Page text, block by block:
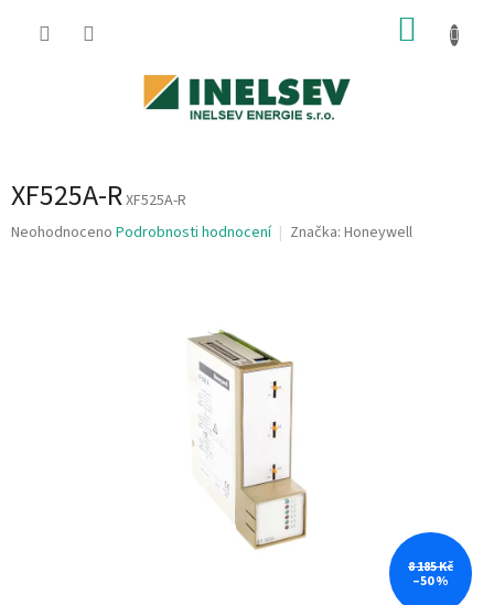
XF525A-RXF525A-R
Průměrné
Neohodnoceno Podrobnosti hodnocení Značka: Honeywell
8 185 Kč
–50 %